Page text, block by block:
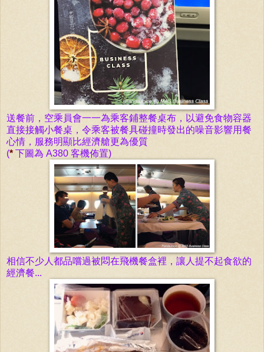
送餐前，空乘員會一一為乘客鋪整餐桌布，以避免食物容器
直接接觸小餐桌，令乘客被餐具碰撞時發出的噪音影響用餐
心情，服務明顯比經濟艙更為優質
(* 下圖為 A380 客機佈置)
相信不少人都品嚐過被悶在飛機餐盒裡，讓人提不起食欲的
經濟餐...